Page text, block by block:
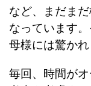
など、まだま
なっています
母様には驚かれ
毎回、時間が